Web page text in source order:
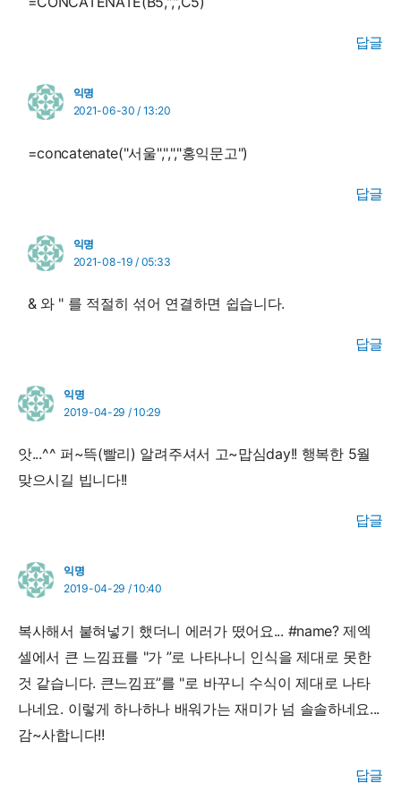
답글
익명
2021-06-30 / 13:20
=concatenate("서울",",","홍익문고")
답글
익명
2021-08-19 / 05:33
& 와 " 를 적절히 섞어 연결하면 쉽습니다.
답글
익명
2019-04-29 / 10:29
앗...^^ 퍼~뜩(빨리) 알려주셔서 고~맙심day!! 행복한 5월
맞으시길 빕니다!!
답글
익명
2019-04-29 / 10:40
복사해서 붙혀넣기 했더니 에러가 떴어요... #name? 제엑
셀에서 큰 느낌표를 "가 ”로 나타나니 인식을 제대로 못한
것 같습니다. 큰느낌표”를 "로 바꾸니 수식이 제대로 나타
나네요. 이렇게 하나하나 배워가는 재미가 넘 솔솔하네요...
감~사합니다!!
답글